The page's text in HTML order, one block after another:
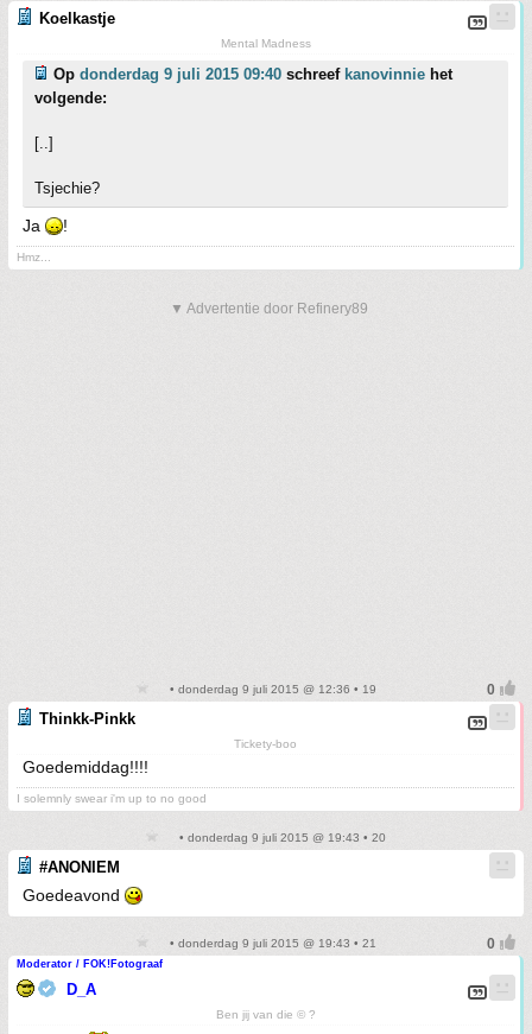
Koelkastje
Mental Madness
Op donderdag 9 juli 2015 09:40 schreef kanovinnie het
volgende:
[..]
Tsjechie?
Ja !
Hmz...
▼ Advertentie door Refinery89
• donderdag 9 juli 2015 @ 12:36 • 19
Thinkk-Pinkk
Tickety-boo
Goedemiddag!!!!
I solemnly swear i'm up to no good
• donderdag 9 juli 2015 @ 19:43 • 20
#ANONIEM
Goedeavond
• donderdag 9 juli 2015 @ 19:43 • 21
Moderator / FOK!Fotograaf
D_A
Ben jij van die © ?